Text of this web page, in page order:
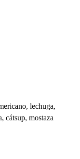
lechuga,
cátsup, mostaza